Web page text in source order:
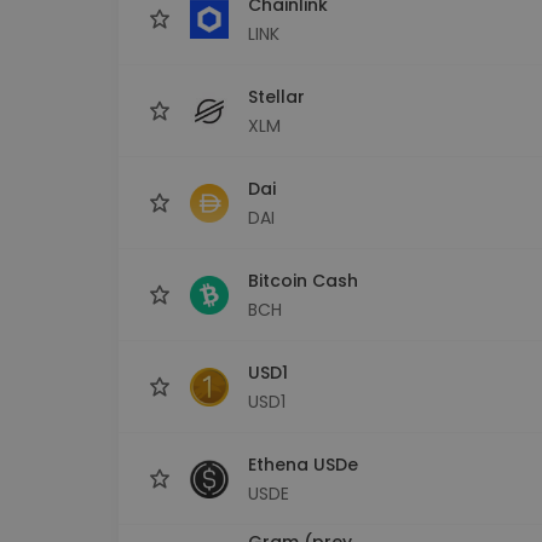
LINK
Stellar
XLM
Dai
DAI
Bitcoin Cash
BCH
USD1
USD1
Ethena USDe
USDE